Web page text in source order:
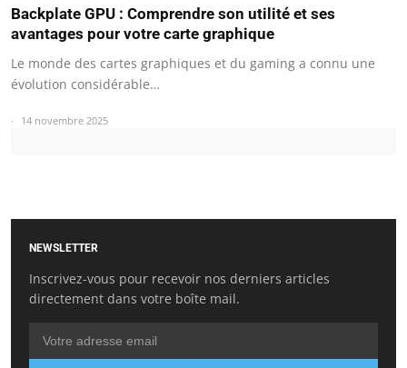
Backplate GPU : Comprendre son utilité et ses
avantages pour votre carte graphique
Le monde des cartes graphiques et du gaming a connu une
évolution considérable…
14 novembre 2025
NEWSLETTER
Inscrivez-vous pour recevoir nos derniers articles
directement dans votre boîte mail.